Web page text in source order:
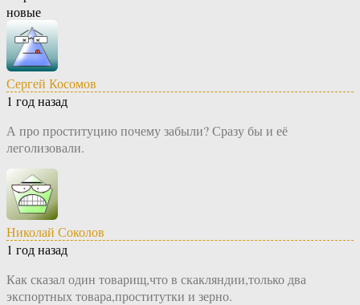
новые
Сергей Косомов
1 год назад
А про проституцию почему забыли? Сразу бы и её
леголизовали.
Николай Соколов
1 год назад
Как сказал один товарищ,что в скакляндии,только два
экспортных товара,проститутки и зерно.